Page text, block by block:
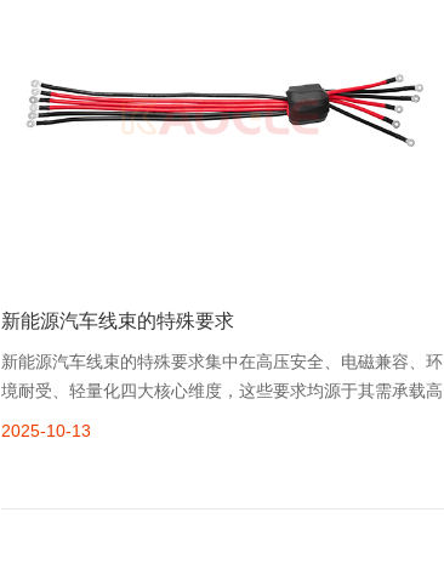
新能源汽车线束的特殊要求
新能源汽车线束的特殊要求集中在高压安全、电磁兼容、环
境耐受、轻量化四大核心维度，这些要求均源于其需承载高
压大电流、适配复杂工况的特性，具体如下：一、高压安
2025-10-13